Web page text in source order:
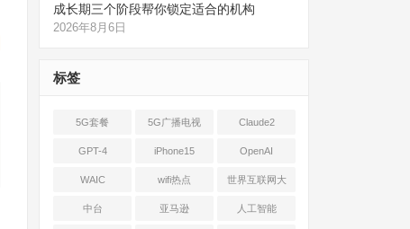
成长期三个阶段帮你锁定适合的机构
2026年8月6日
标签
5G套餐 5G广播电视 Claude2
GPT-4 iPhone15 OpenAI
WAIC wifi热点 世界互联网大
会
中台 亚马逊 人工智能